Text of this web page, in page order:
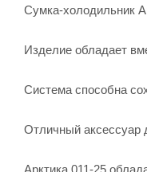
Сумка-холодильник
Изделие обладает
Система способна
Отличный аксессуар
Арктика 011-25